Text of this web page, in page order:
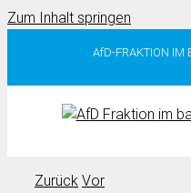
Zum Inhalt springen
AfD-FRAKTION IM
Zurück Vor